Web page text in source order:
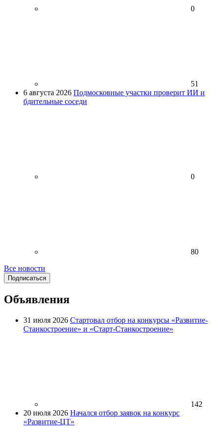
0
51
6 августа 2026 Подмосковные участки проверит ИИ и
бдительные соседи
0
80
Все новости
Подписаться
Объявления
31 июля 2026 Стартовал отбор на конкурсы «Развитие-
Станкостроение» и «Старт-Станкостроение»
142
20 июля 2026 Начался отбор заявок на конкурс
«Развитие-ЦТ»